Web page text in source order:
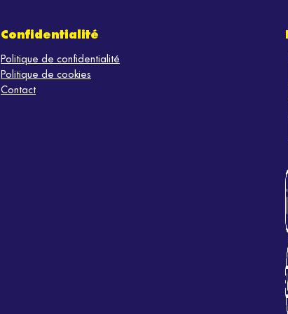
Confidentialité
Politique de confidentialité
Politique de cookies
Contact